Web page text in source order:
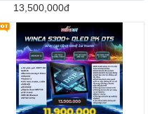
13,500,000đ